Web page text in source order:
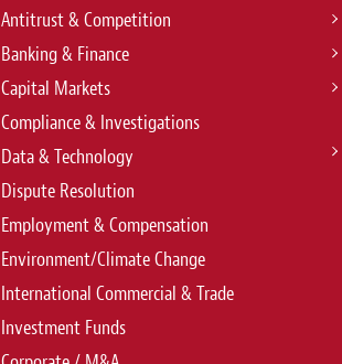
Antitrust & Competition
Banking & Finance
Capital Markets
Compliance & Investigations
Data & Technology
Dispute Resolution
Employment & Compensation
Environment/Climate Change
International Commercial & Trade
Investment Funds